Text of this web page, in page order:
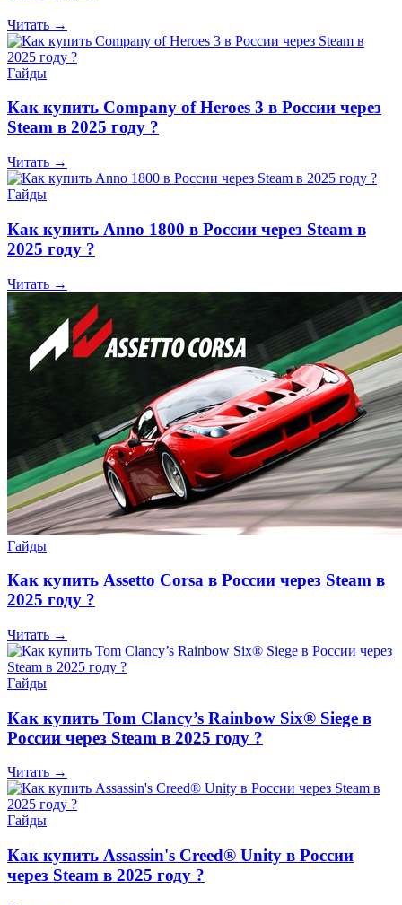
Читать →
Гайды
Как купить Company of Heroes 3 в России через
Steam в 2025 году ?
Читать →
Гайды
Как купить Anno 1800 в России через Steam в
2025 году ?
Читать →
Гайды
Как купить Assetto Corsa в России через Steam в
2025 году ?
Читать →
Гайды
Как купить Tom Clancy’s Rainbow Six® Siege в
России через Steam в 2025 году ?
Читать →
Гайды
Как купить Assassin's Creed® Unity в России
через Steam в 2025 году ?